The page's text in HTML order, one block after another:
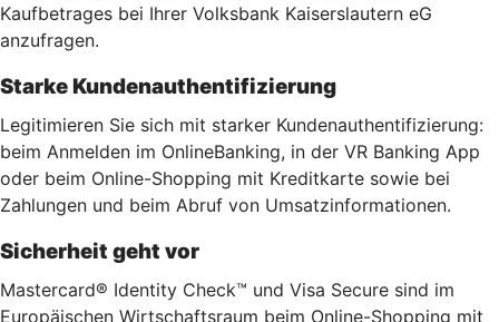
Kaufbetrages bei Ihrer Volksbank Kaiserslautern eG
anzufragen.
Starke Kundenauthentifizierung
Legitimieren Sie sich mit starker Kundenauthentifizierung:
beim Anmelden im OnlineBanking, in der VR Banking App
oder beim Online-Shopping mit Kreditkarte sowie bei
Zahlungen und beim Abruf von Umsatzinformationen.
Sicherheit geht vor
Mastercard® Identity Check™ und Visa Secure sind im
Europäischen Wirtschaftsraum beim Online-Shopping mit